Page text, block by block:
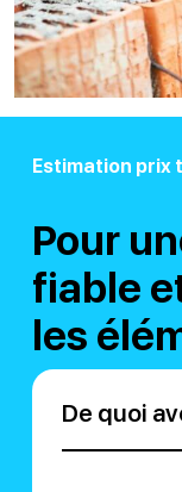
Estimation prix
Pour
fiable
les
De quoi